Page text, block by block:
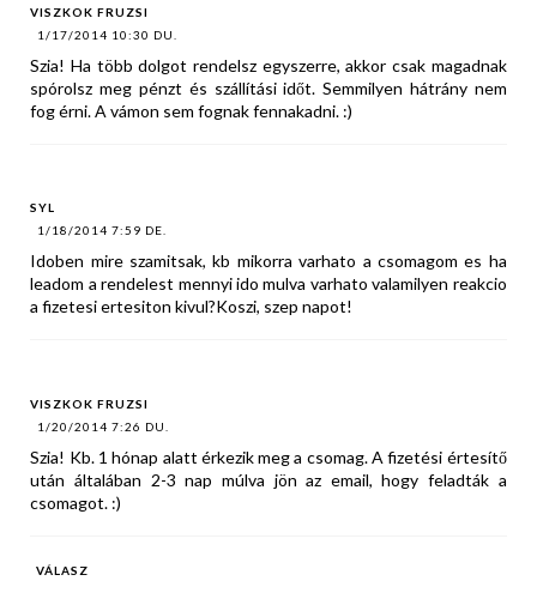
VISZKOK FRUZSI
1/17/2014 10:30 DU.
Szia! Ha több dolgot rendelsz egyszerre, akkor csak magadnak
spórolsz meg pénzt és szállítási időt. Semmilyen hátrány nem
fog érni. A vámon sem fognak fennakadni. :)
SYL
1/18/2014 7:59 DE.
Idoben mire szamitsak, kb mikorra varhato a csomagom es ha
leadom a rendelest mennyi ido mulva varhato valamilyen reakcio
a fizetesi ertesiton kivul?Koszi, szep napot!
VISZKOK FRUZSI
1/20/2014 7:26 DU.
Szia! Kb. 1 hónap alatt érkezik meg a csomag. A fizetési értesítő
után általában 2-3 nap múlva jön az email, hogy feladták a
csomagot. :)
VÁLASZ